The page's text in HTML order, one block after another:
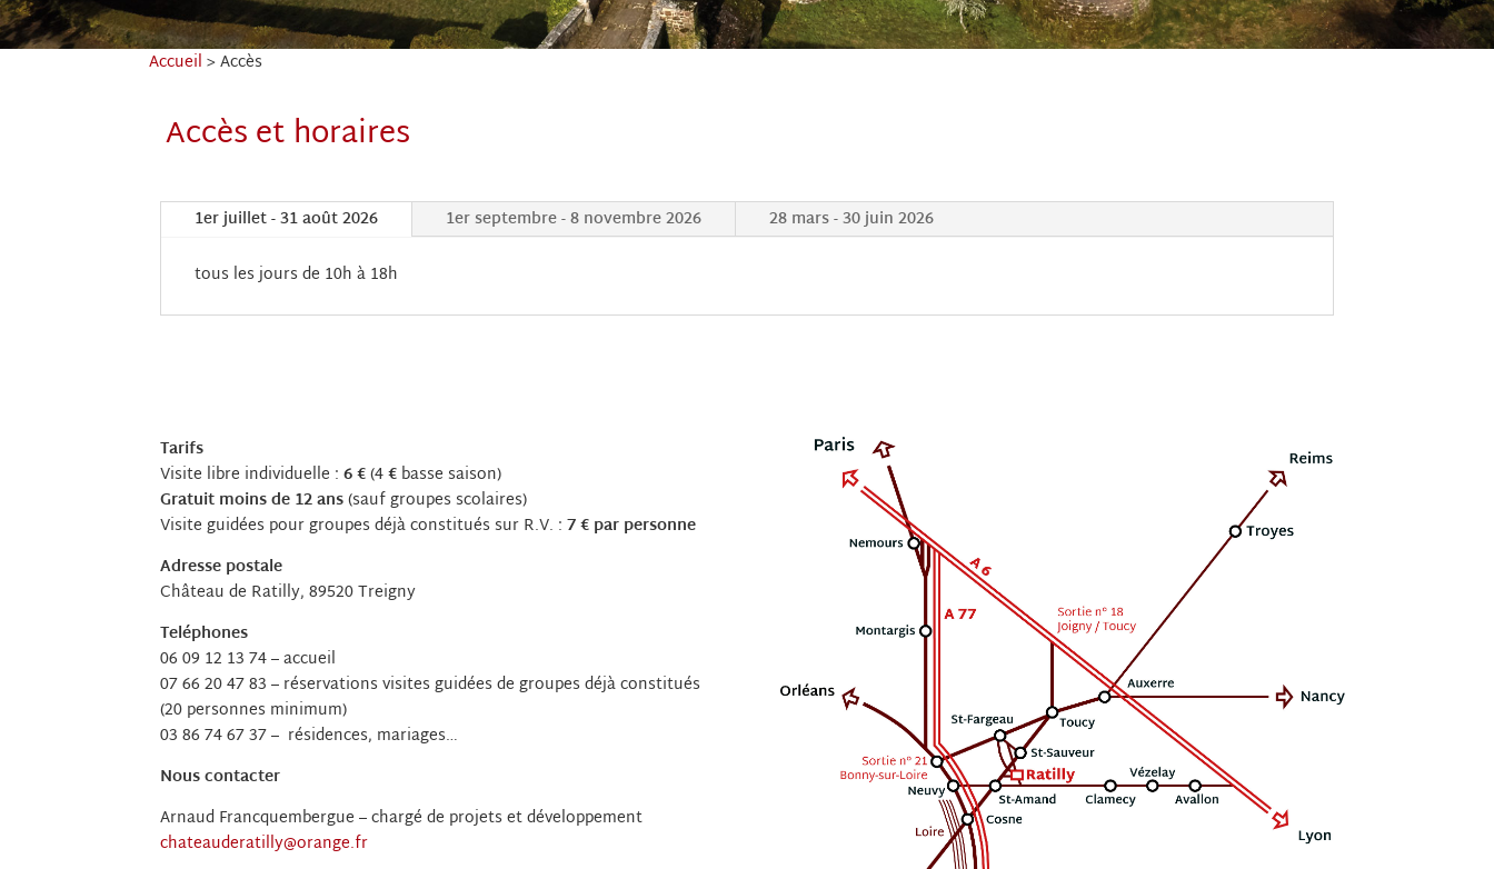
Accueil >Accès
Accès et horaires
1er juillet - 31 août 2026 1er septembre - 8 novembre 2026
28 mars - 30 juin 2026
tous les jours de 10h à 18h
Tarifs
Visite libre individuelle :6 €(4€ basse saison)
Gratuit moins de 12 ans(sauf groupes scolaires)
Visite guidées pour groupes déjà constitués sur R.V. :7 € par personne
Adresse postale
Château de Ratilly, 89520 Treigny
Teléphones
06 09 12 13 74 – accueil
07 66 20 47 83 – réservations visites guidées de groupes déjà constitués
(20 personnes minimum)
03 86 74 67 37­­ – résidences, mariages…
Nous contacter
Arnaud Francquembergue ­­– chargé de projets et développement
chateauderatilly@orange.fr